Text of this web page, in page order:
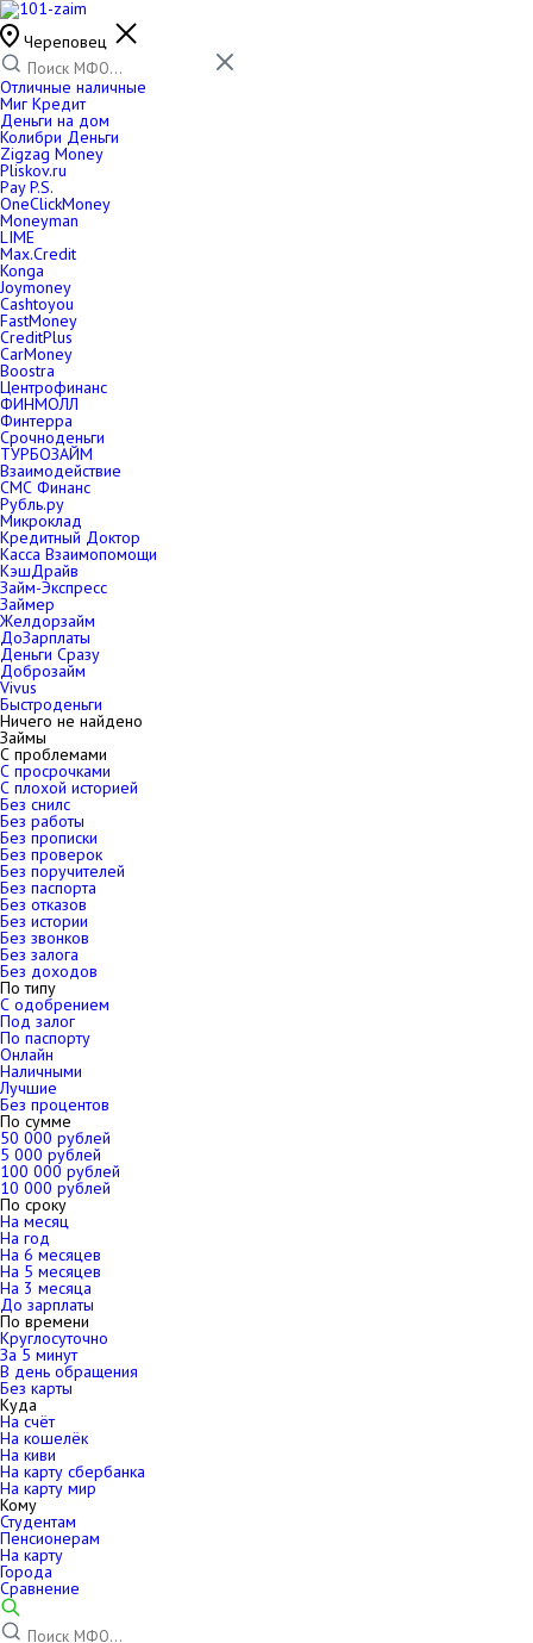
Череповец
Отличные наличные
Миг Кредит
Деньги на дом
Колибри Деньги
Zigzag Money
Pliskov.ru
Pay P.S.
OneClickMoney
Moneyman
LIME
Max.Credit
Konga
Joymoney
Cashtoyou
FastMoney
CreditPlus
CarMoney
Boostra
Центрофинанс
ФИНМОЛЛ
Финтерра
Срочноденьги
ТУРБОЗАЙМ
Взаимодействие
СМС Финанс
Рубль.ру
Микроклад
Кредитный Доктор
Касса Взаимопомощи
КэшДрайв
Займ-Экспресс
Займер
Желдорзайм
ДоЗарплаты
Деньги Сразу
Доброзайм
Vivus
Быстроденьги
Ничего не найдено
Займы
С проблемами
С просрочками
С плохой историей
Без снилс
Без работы
Без прописки
Без проверок
Без поручителей
Без паспорта
Без отказов
Без истории
Без звонков
Без залога
Без доходов
По типу
С одобрением
Под залог
По паспорту
Онлайн
Наличными
Лучшие
Без процентов
По сумме
50 000 рублей
5 000 рублей
100 000 рублей
10 000 рублей
По сроку
На месяц
На год
На 6 месяцев
На 5 месяцев
На 3 месяца
До зарплаты
По времени
Круглосуточно
За 5 минут
В день обращения
Без карты
Куда
На счёт
На кошелёк
На киви
На карту сбербанка
На карту мир
Кому
Студентам
Пенсионерам
На карту
Города
Сравнение